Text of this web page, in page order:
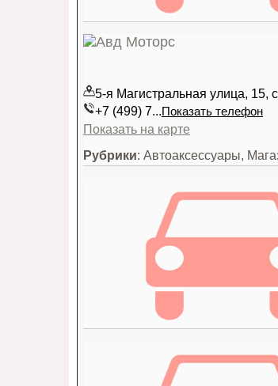
5-я Магистральная улица, 15,
+7 (499) 7...Показать телефон
Показать на карте
Рубрики: Автоаксессуары,